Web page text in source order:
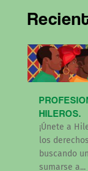
HILEROS.
¡Únete a
los
buscando
sumarse a...